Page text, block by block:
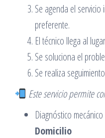
Se agenda el
preferente.
El técnico llega al
Se soluciona el
Se realiza
Este servicio permite
Diagnóstico
Domicilio